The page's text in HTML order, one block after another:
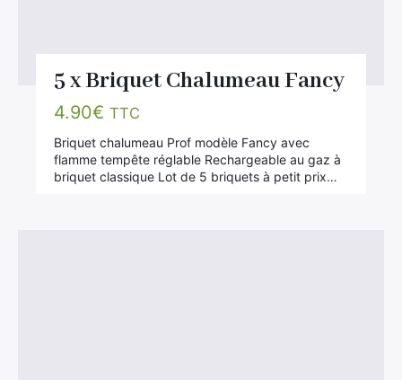
5 x Briquet Chalumeau Fancy
4.90€ TTC
Briquet chalumeau Prof modèle Fancy avec
flamme tempête réglable Rechargeable au gaz à
briquet classique Lot de 5 briquets à petit prix…